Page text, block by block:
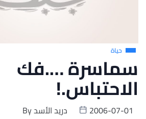
حياة
سماسرة ….فك
الاحتباس.!
Byدريد الأسد 2006-07-01